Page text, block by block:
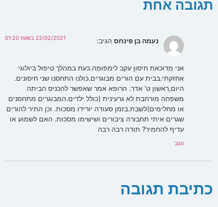
תגובה אחת
נעמה בן פינחס הגיב: 22/02/2021 בשעה 01:20
אני מדוכאת חיסון עקב לימפומה.כעת במהלך טיפול ביולוגי
אחזקתי.בבית עם הורים מבוגרים.כולנו התחסנו שני חיסונים.
היום,ראשון ט' אדר. הרופא אמר שאפשר להכניס הביתה
משפחה מורחבת לא גרעינית (כולל ילדים.המבוגרים מתחסנים
או מחלימים)לשבת.בזמן סעודה יורידו מסכות. וכן התיר להורים
שגרים איתי תחבורה ציבורים ושישימו מסכות. האם לשמוע או
עדיף להחמיר? תודה רבה רבה
הגב
כתיבת תגובה